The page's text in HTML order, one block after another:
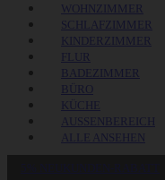
WOHNZIMMER
SCHLAFZIMMER
KINDERZIMMER
FLUR
BADEZIMMER
BÜRO
KÜCHE
AUSSENBEREICH
ALLE ANSEHEN